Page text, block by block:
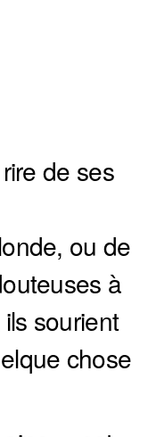
de ses
ou de
à
sourient
chose